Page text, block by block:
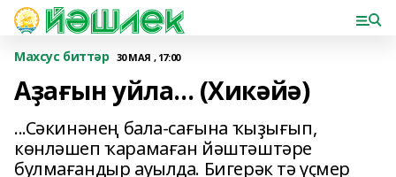
Махсус биттәр 30 МАЯ , 17:00
Аҙағын уйла... (Хикәйә)
...Сәкинәнең бала-сағына ҡыҙығып,
көнләшеп ҡарамаған йәштәштәре
булмағандыр ауылда. Бигерәк тә үҫмер